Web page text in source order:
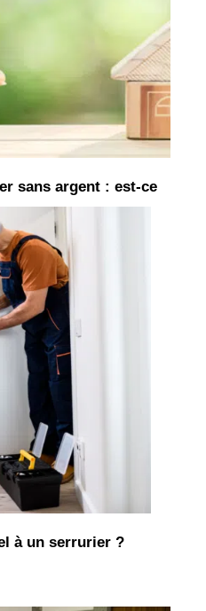
sans argent : est-ce
à un serrurier ?